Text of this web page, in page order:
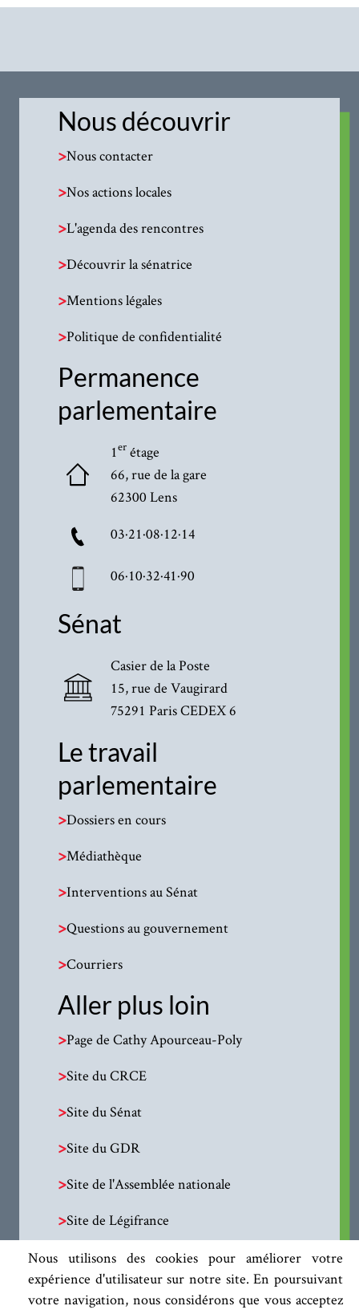
Nous utilisons des cookies pour améliorer votre
expérience d'utilisateur sur notre site. En poursuivant
votre navigation, nous considérons que vous acceptez
Nous découvrir
>Nous contacter
>Nos actions locales
>L'agenda des rencontres
>Découvrir la sénatrice
>Mentions légales
>Politique de confidentialité
Permanence
parlementaire
1erétage
66, rue de la gare
62300 Lens
03·21·08·12·14
06·10·32·41·90
Sénat
Casier de la Poste
15, rue de Vaugirard
75291 Paris CEDEX 6
Le travail
parlementaire
>Dossiers en cours
>Médiathèque
>Interventions au Sénat
>Questions au gouvernement
>Courriers
Aller plus loin
>Page de Cathy Apourceau-Poly
>Site du CRCE
>Site du Sénat
>Site du GDR
>Site de l'Assemblée nationale
>Site de Légifrance